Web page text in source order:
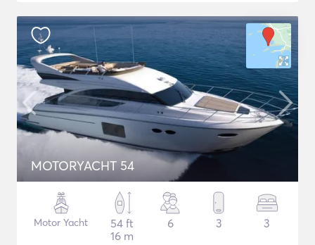
MOTORYACHT 54
Motor Yacht
54 ft
16 m
6 3 3